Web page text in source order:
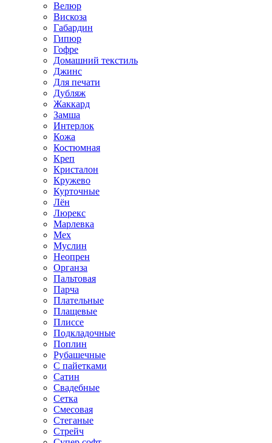
Велюр
Вискоза
Габардин
Гипюр
Гофре
Домашний текстиль
Джинс
Для печати
Дубляж
Жаккард
Замша
Интерлок
Кожа
Костюмная
Креп
Кристалон
Кружево
Курточные
Лён
Люрекс
Марлевка
Мех
Муслин
Неопрен
Органза
Пальтовая
Парча
Плательные
Плащевые
Плиссе
Подкладочные
Поплин
Рубашечные
С пайетками
Сатин
Свадебные
Сетка
Смесовая
Стеганые
Стрейч